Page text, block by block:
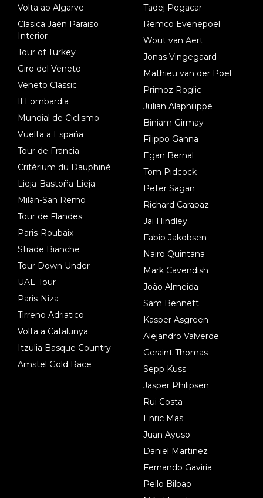
Volta ao Algarve
Clasica Jaén Paraiso
Interior
Tour of Turkey
Giro del Veneto
Veneto Classic
Il Lombardia
Mundial de Ciclismo
Vuelta a España
Tour de Francia
Critérium du Dauphiné
Lieja-Bastoña-Lieja
Milán-San Remo
Tour de Flandes
Paris-Roubaix
Strade Bianche
Tour Down Under
UAE Tour
Paris-Niza
Tirreno Adriatico
Volta a Catalunya
Itzulia Basque Country
Amstel Gold Race
Tadej Pogacar
Remco Evenepoel
Wout van Aert
Jonas Vingegaard
Mathieu van der Poel
Primoz Roglic
Julian Alaphilippe
Biniam Girmay
Filippo Ganna
Egan Bernal
Tom Pidcock
Peter Sagan
Richard Carapaz
Jai Hindley
Fabio Jakobsen
Nairo Quintana
Mark Cavendish
João Almeida
Sam Bennett
Kasper Asgreen
Alejandro Valverde
Geraint Thomas
Sepp Kuss
Jasper Philipsen
Rui Costa
Enric Mas
Juan Ayuso
Daniel Martinez
Fernando Gaviria
Pello Bilbao